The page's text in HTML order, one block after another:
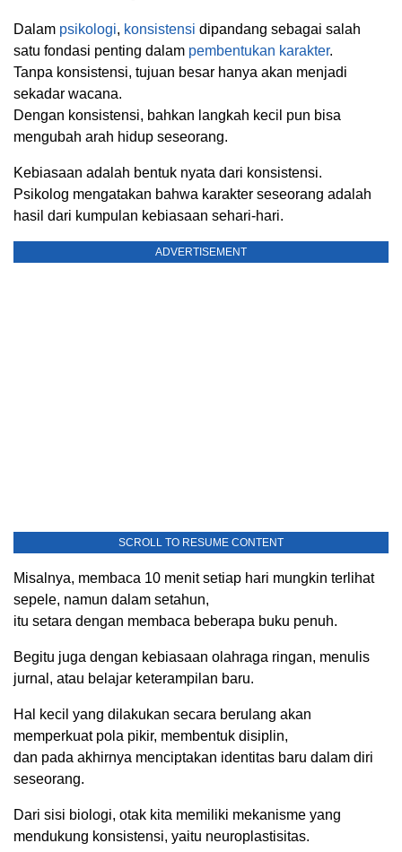
Dalam psikologi, konsistensi dipandang sebagai salah
satu fondasi penting dalam pembentukan karakter.
Tanpa konsistensi, tujuan besar hanya akan menjadi
sekadar wacana.
Dengan konsistensi, bahkan langkah kecil pun bisa
mengubah arah hidup seseorang.
Kebiasaan adalah bentuk nyata dari konsistensi.
Psikolog mengatakan bahwa karakter seseorang adalah
hasil dari kumpulan kebiasaan sehari-hari.
ADVERTISEMENT
SCROLL TO RESUME CONTENT
Misalnya, membaca 10 menit setiap hari mungkin terlihat
sepele, namun dalam setahun,
itu setara dengan membaca beberapa buku penuh.
Begitu juga dengan kebiasaan olahraga ringan, menulis
jurnal, atau belajar keterampilan baru.
Hal kecil yang dilakukan secara berulang akan
memperkuat pola pikir, membentuk disiplin,
dan pada akhirnya menciptakan identitas baru dalam diri
seseorang.
Dari sisi biologi, otak kita memiliki mekanisme yang
mendukung konsistensi, yaitu neuroplastisitas.